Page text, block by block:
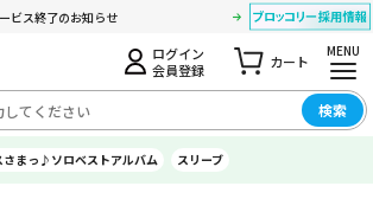
ビス終了のお知らせ
ログイン
会員登録
カート
MENU
検索
まっ♪ソロベストアルバム スリーブ